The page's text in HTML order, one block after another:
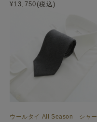
¥13,750(税込)
ウールタイ All Season シャー